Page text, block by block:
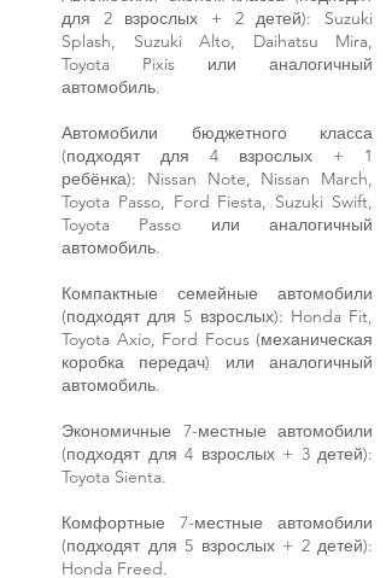
для 2 взрослых + 2 детей): Suzuki
Splash, Suzuki Alto, Daihatsu Mira,
Toyota Pixis или аналогичный
автомобиль.
Автомобили бюджетного класса
(подходят для 4 взрослых + 1
ребёнка): Nissan Note, Nissan March,
Toyota Passo, Ford Fiesta, Suzuki Swift,
Toyota Passo или аналогичный
автомобиль.
Компактные семейные автомобили
(подходят для 5 взрослых): Honda Fit,
Toyota Axio, Ford Focus (механическая
коробка передач) или аналогичный
автомобиль.
Экономичные 7-местные автомобили
(подходят для 4 взрослых + 3 детей):
Toyota Sienta.
Комфортные 7-местные автомобили
(подходят для 5 взрослых + 2 детей):
Honda Freed.